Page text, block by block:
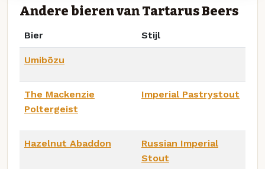
Andere bieren van Tartarus Beers
Bier Stijl
Umibōzu
The Mackenzie
Poltergeist
Imperial Pastrystout
Hazelnut Abaddon
Russian Imperial
Stout